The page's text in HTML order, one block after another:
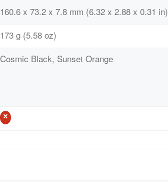
160.6 x 73.2 x 7.8 mm (6.32 x 2.88 x 0.31 in)
173 g (5.58 oz)
Cosmic Black, Sunset Orange